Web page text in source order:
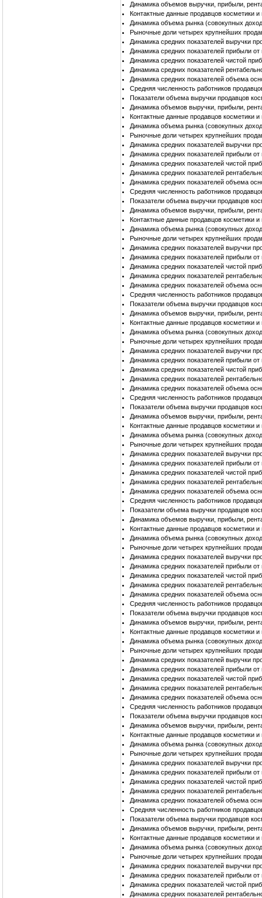
Динамика объемов выручки, прибыли,
Контактные данные продавцов косметики
Динамика объема рынка (совокупных
Рыночные доли четырех крупнейших
Динамика средних показателей выручки
Динамика средних показателей прибыли
Динамика средних показателей чистой
Динамика средних показателей
Динамика средних показателей объема
Средняя численность работников
Показатели объема выручки продавцов
Динамика объемов выручки, прибыли,
Контактные данные продавцов косметики
Динамика объема рынка (совокупных
Рыночные доли четырех крупнейших
Динамика средних показателей выручки
Динамика средних показателей прибыли
Динамика средних показателей чистой
Динамика средних показателей
Динамика средних показателей объема
Средняя численность работников
Показатели объема выручки продавцов
Динамика объемов выручки, прибыли,
Контактные данные продавцов косметики
Динамика объема рынка (совокупных
Рыночные доли четырех крупнейших
Динамика средних показателей выручки
Динамика средних показателей прибыли
Динамика средних показателей чистой
Динамика средних показателей
Динамика средних показателей объема
Средняя численность работников
Показатели объема выручки продавцов
Динамика объемов выручки, прибыли,
Контактные данные продавцов косметики
Динамика объема рынка (совокупных
Рыночные доли четырех крупнейших
Динамика средних показателей выручки
Динамика средних показателей прибыли
Динамика средних показателей чистой
Динамика средних показателей
Динамика средних показателей объема
Средняя численность работников
Показатели объема выручки продавцов
Динамика объемов выручки, прибыли,
Контактные данные продавцов косметики
Динамика объема рынка (совокупных
Рыночные доли четырех крупнейших
Динамика средних показателей выручки
Динамика средних показателей прибыли
Динамика средних показателей чистой
Динамика средних показателей
Динамика средних показателей объема
Средняя численность работников
Показатели объема выручки продавцов
Динамика объемов выручки, прибыли,
Контактные данные продавцов косметики
Динамика объема рынка (совокупных
Рыночные доли четырех крупнейших
Динамика средних показателей выручки
Динамика средних показателей прибыли
Динамика средних показателей чистой
Динамика средних показателей
Динамика средних показателей объема
Средняя численность работников
Показатели объема выручки продавцов
Динамика объемов выручки, прибыли,
Контактные данные продавцов косметики
Динамика объема рынка (совокупных
Рыночные доли четырех крупнейших
Динамика средних показателей выручки
Динамика средних показателей прибыли
Динамика средних показателей чистой
Динамика средних показателей
Динамика средних показателей объема
Средняя численность работников
Показатели объема выручки продавцов
Динамика объемов выручки, прибыли,
Контактные данные продавцов косметики
Динамика объема рынка (совокупных
Рыночные доли четырех крупнейших
Динамика средних показателей выручки
Динамика средних показателей прибыли
Динамика средних показателей чистой
Динамика средних показателей
Динамика средних показателей объема
Средняя численность работников
Показатели объема выручки продавцов
Динамика объемов выручки, прибыли,
Контактные данные продавцов косметики
Динамика объема рынка (совокупных
Рыночные доли четырех крупнейших
Динамика средних показателей выручки
Динамика средних показателей прибыли
Динамика средних показателей чистой
Динамика средних показателей